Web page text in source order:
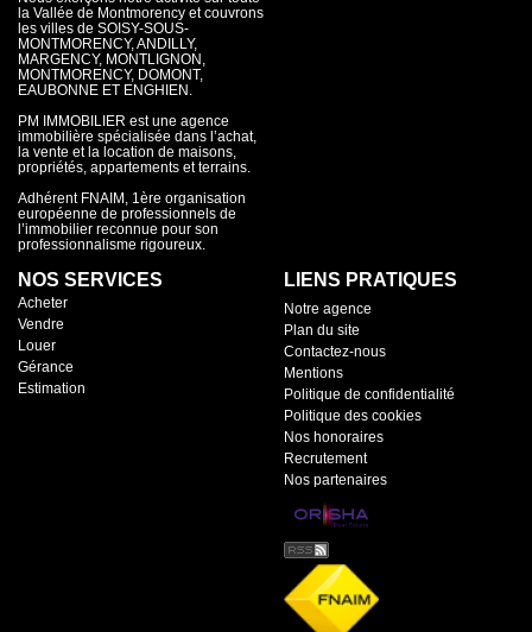
la Vallée de Montmorency et couvrons
les villes de SOISY-SOUS-
MONTMORENCY, ANDILLY,
MARGENCY, MONTLIGNON,
MONTMORENCY, DOMONT,
EAUBONNE ET ENGHIEN.
PM IMMOBILIER est une agence
immobilière spécialisée dans l’achat,
la vente et la location de maisons,
propriétés, appartements et terrains.
Adhérent FNAIM, 1ère organisation
européenne de professionnels de
l’immobilier reconnue pour son
professionnalisme rigoureux.
NOS SERVICES
Acheter
Vendre
Louer
Gérance
Estimation
LIENS PRATIQUES
Notre agence
Plan du site
Contactez-nous
Mentions
Politique de confidentialité
Politique des cookies
Nos honoraires
Recrutement
Nos partenaires